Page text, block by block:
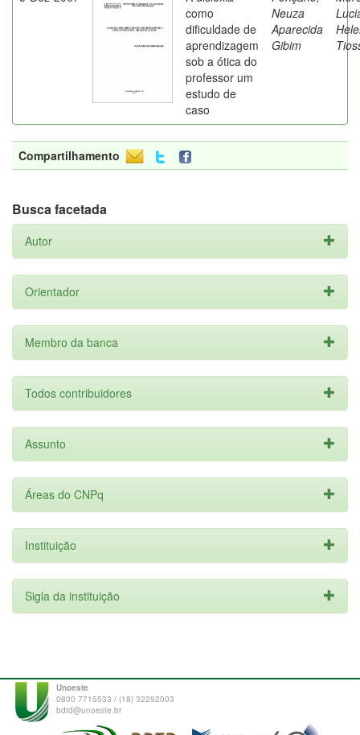
como
dificuldade de
aprendizagem
sob a ótica do
professor um
estudo de
caso
Neuza
Aparecida
Gibim
Compartilhamento
Busca facetada
Autor
Orientador
Membro da banca
Todos contribuidores
Assunto
Áreas do CNPq
Instituição
Sigla da instituição
Unoeste
0800 7715533 / (18) 32292003
bdtd@unoeste.br